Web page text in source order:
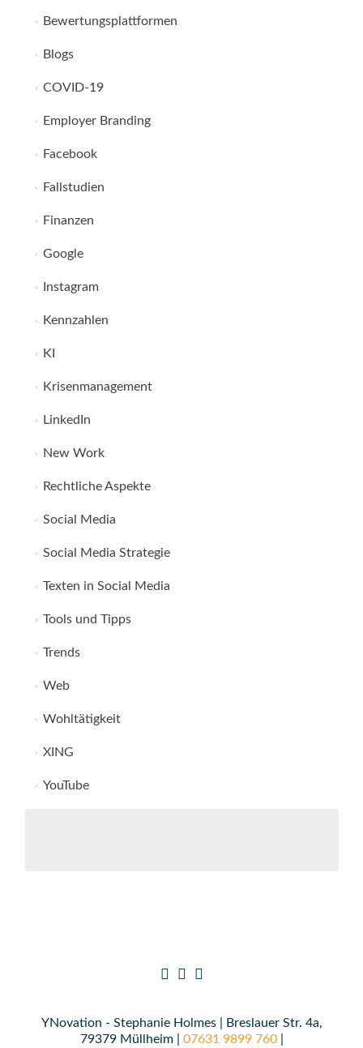
Bewertungsplattformen
Blogs
COVID-19
Employer Branding
Facebook
Fallstudien
Finanzen
Google
Instagram
Kennzahlen
KI
Krisenmanagement
LinkedIn
New Work
Rechtliche Aspekte
Social Media
Social Media Strategie
Texten in Social Media
Tools und Tipps
Trends
Web
Wohltätigkeit
XING
YouTube
YNovation - Stephanie Holmes | Breslauer Str. 4a,
79379 Müllheim | 07631 9899 760|